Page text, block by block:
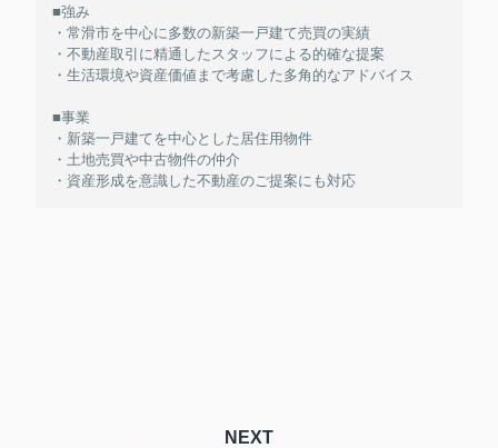
■強み
・常滑市を中心に多数の新築一戸建て売買の実績
・不動産取引に精通したスタッフによる的確な提案
・生活環境や資産価値まで考慮した多角的なアドバイス
■事業
・新築一戸建てを中心とした居住用物件
・土地売買や中古物件の仲介
・資産形成を意識した不動産のご提案にも対応
NEXT